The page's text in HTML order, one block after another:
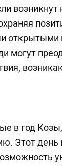
возникнут
открытыми
могут
в год
Этот день